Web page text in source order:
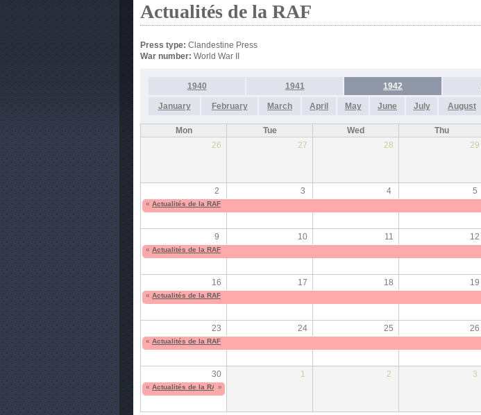
Actualités de la RAF
Press type: Clandestine Press
War number: World War II
1940 1941 1942
January February March April May June July August
Mon Tue Wed Thu
26
27 28 29
2 3 4 5
« Actualités de la RAF
9 10 11 12
« Actualités de la RAF
16 17 18 19
« Actualités de la RAF
23 24 25 26
« Actualités de la RAF
30 1 2 3
« Actualités de la RAF»